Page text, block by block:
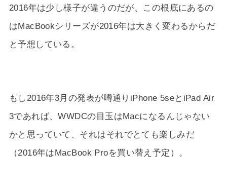
2016年は少し様子が違うのだが、この根底にあるの
はMacBookシリーズが2016年は大きく変わるからだ
と予想している。
もし2016年3月の発表が噂通りiPhone 5seとiPad Air
3であれば、WWDCの目玉はMacになるんじゃない
かと思っていて、それはそれでとても楽しみだ
（2016年はMacBook Proを買い替え予定）。